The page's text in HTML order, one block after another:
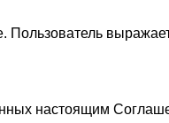
Пользователь
настоящим